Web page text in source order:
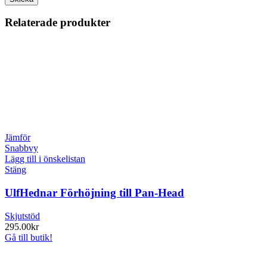
Relaterade produkter
Jämför
Snabbvy
Lägg till i önskelistan
Stäng
UlfHednar Förhöjning till Pan-Head
Skjutstöd
295.00kr
Gå till butik!